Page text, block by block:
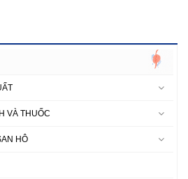
VÀ THUỐC
HÔ